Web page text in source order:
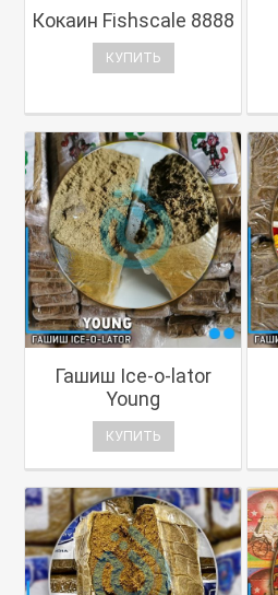
Кокаин Fishscale 8888
КУПИТЬ
Гашиш Ice-o-lator
Young
КУПИТЬ